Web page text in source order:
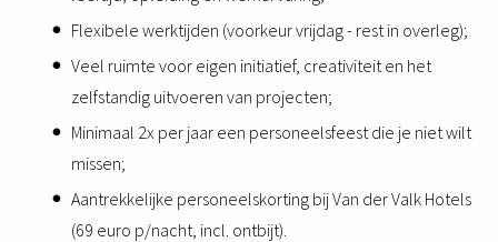
Flexibele werktijden (voorkeur vrijdag - rest in overleg);
Veel ruimte voor eigen initiatief, creativiteit en het
zelfstandig uitvoeren van projecten;
Minimaal 2x per jaar een personeelsfeest die je niet wilt
missen;
Aantrekkelijke personeelskorting bij Van der Valk Hotels
(69 euro p/nacht, incl. ontbijt).